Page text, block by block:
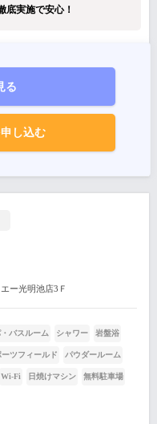
底実施で安心！
る
し込む
ー光明池店3Ｆ
・バスルーム シャワー 岩盤浴
ーツフィールド パウダールーム
Wi-Fi 日焼けマシン 無料駐車場